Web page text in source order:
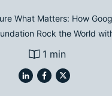
What Matters: How
Rock the World
1 min